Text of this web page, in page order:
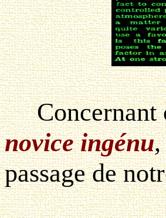
Concernant
novice ingénu
passage de